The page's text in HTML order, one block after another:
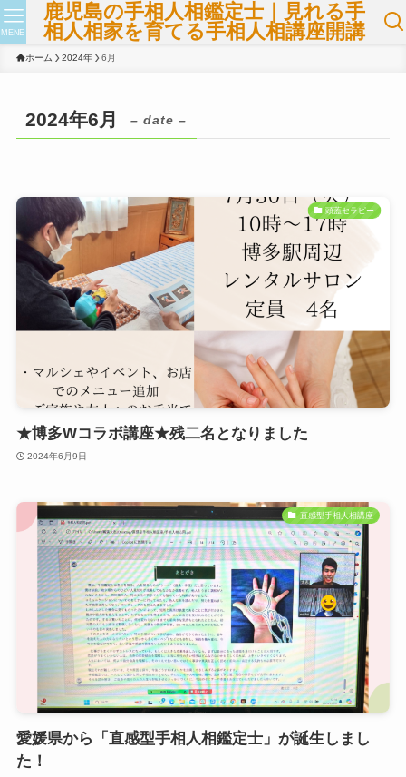
鹿児島の手相人相鑑定士｜見れる手
相人相家を育てる手相人相講座開講
MENE
ホーム 2024年 6月
2024年6月 – date –
頭蓋セラピー
★博多Wコラボ講座★残二名となりました
2024年6月9日
直感型手相人相講座
愛媛県から「直感型手相人相鑑定士」が誕生しまし
た！